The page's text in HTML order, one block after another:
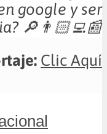
google y ser
🔎👨🏻‍💻📰
Clic Aquí